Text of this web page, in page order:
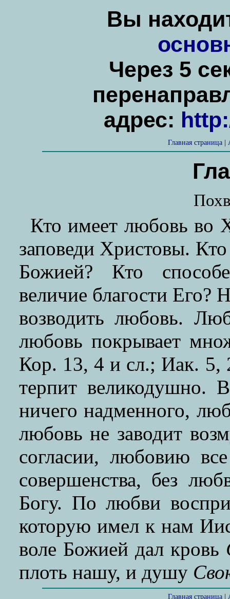
Вы
Через 5
адрес:
Главная страница|
Кто имеет любовь во
заповеди Христовы.
Божией? Кто
величие благости Его?
возводить любовь.
любовь покрывает
Кор. 13, 4 и сл.; Иак. 5,
терпит великодушно.
ничего надменного,
любовь не заводит
согласии, любовию
совершенства, без
Богу. По любви
которую имел к нам
воле Божией дал кровь
плоть нашу, и душу
Главная страница|